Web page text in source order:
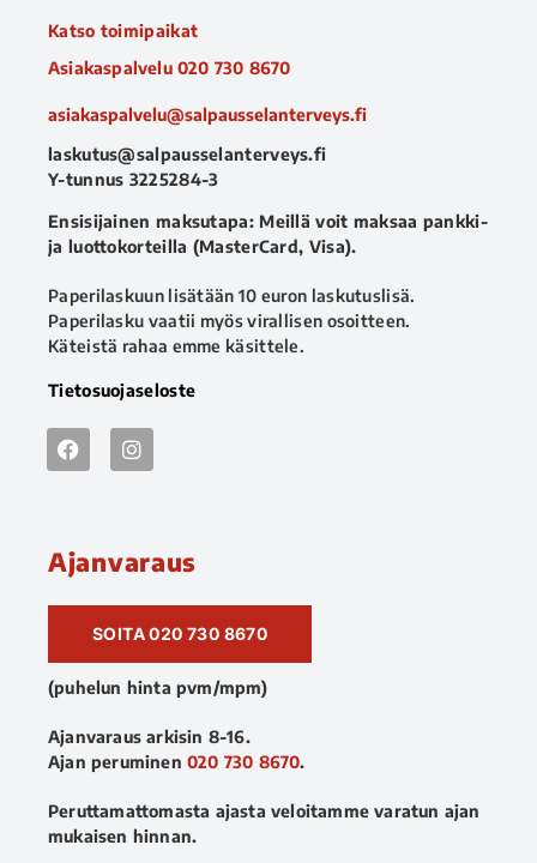
Katso toimipaikat
Asiakaspalvelu 020 730 8670
asiakaspalvelu@salpausselanterveys.fi
laskutus@salpausselanterveys.fi
Y-tunnus 3225284-3
Ensisijainen maksutapa: Meillä voit maksaa pankki-
ja luottokorteilla (MasterCard, Visa).
Paperilaskuun lisätään 10 euron laskutuslisä.
Paperilasku vaatii myös virallisen osoitteen.
Käteistä rahaa emme käsittele.
Tietosuojaseloste
Ajanvaraus
SOITA 020 730 8670
(puhelun hinta pvm/mpm)
Ajanvaraus arkisin 8-16.
Ajan peruminen 020 730 8670.
Peruttamattomasta ajasta veloitamme varatun ajan
mukaisen hinnan.